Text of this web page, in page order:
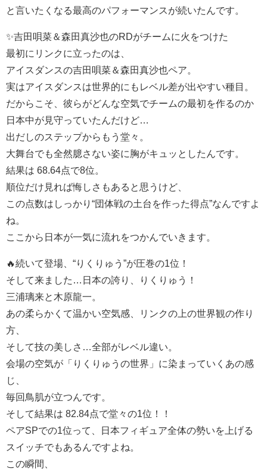
と言いたくなる最高のパフォーマンスが続いたんです。
✨吉田唄菜＆森田真沙也のRDがチームに火をつけた
最初にリンクに立ったのは、
アイスダンスの吉田唄菜＆森田真沙也ペア。
実はアイスダンスは世界的にもレベル差が出やすい種目。
だからこそ、彼らがどんな空気でチームの最初を作るのか
日本中が見守っていたんだけど…
出だしのステップからもう堂々。
大舞台でも全然臆さない姿に胸がキュッとしたんです。
結果は 68.64点で8位。
順位だけ見れば悔しさもあると思うけど、
この点数はしっかり“団体戦の土台を作った得点”なんですよ
ね。
ここから日本が一気に流れをつかんでいきます。
🔥続いて登場、“りくりゅう”が圧巻の1位！
そして来ました…日本の誇り、りくりゅう！
三浦璃来と木原龍一。
あの柔らかくて温かい空気感、リンクの上の世界観の作り
方、
そして技の美しさ…全部がレベル違い。
会場の空気が「りくりゅうの世界」に染まっていくあの感
じ、
毎回鳥肌が立つんです。
そして結果は 82.84点で堂々の1位！！
ペアSPでの1位って、日本フィギュア全体の勢いを上げる
スイッチでもあるんですよね。
この瞬間、